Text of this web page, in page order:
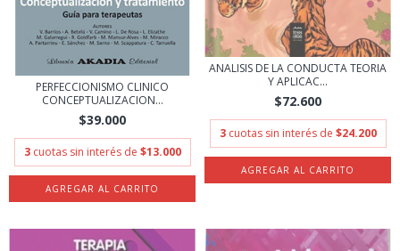
PERFECCIONISMO CLINICO
CONCEPTUALIZACION...
$39.000
3 cuotas sin interés de $13.000
ANALISIS DE LA CONDUCTA TEORIA
Y APLICAC...
$72.600
3 cuotas sin interés de $24.200